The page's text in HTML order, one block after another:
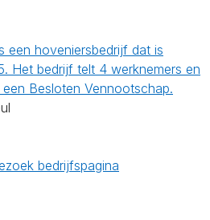
een hoveniersbedrijf dat is
Het bedrijf telt 4 werknemers en
Besloten Vennootschap.
bedrijfspagina